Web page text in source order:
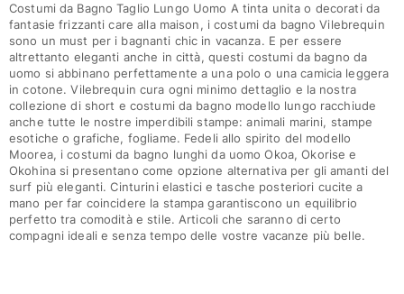
Gioielli e Orologi
Vedi tutti i Gioielli e Orologi
Collaborazioni
Regali
Ispirazioni
LE SPIAGGE VILEBREQUIN
Magazine
Costumi da Bagno Taglio Lungo Uomo A tinta unita o decorati da
fantasie frizzanti care alla maison, i costumi da bagno Vilebrequin
sono un must per i bagnanti chic in vacanza. E per essere
altrettanto eleganti anche in città, questi costumi da bagno da
uomo si abbinano perfettamente a una polo o una camicia leggera
in cotone. Vilebrequin cura ogni minimo dettaglio e la nostra
collezione di short e costumi da bagno modello lungo racchiude
anche tutte le nostre imperdibili stampe: animali marini, stampe
esotiche o grafiche, fogliame. Fedeli allo spirito del modello
Moorea, i costumi da bagno lunghi da uomo Okoa, Okorise e
Okohina si presentano come opzione alternativa per gli amanti del
surf più eleganti. Cinturini elastici e tasche posteriori cucite a
mano per far coincidere la stampa garantiscono un equilibrio
perfetto tra comodità e stile. Articoli che saranno di certo
compagni ideali e senza tempo delle vostre vacanze più belle.